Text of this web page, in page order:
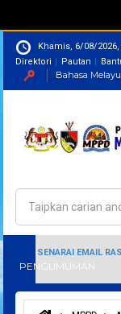
Khamis, 6/08/2026,
Direktori
Pautan
Bahasa Melayu
Borang carian
PENGUMUMAN
SENARAI EMAIL